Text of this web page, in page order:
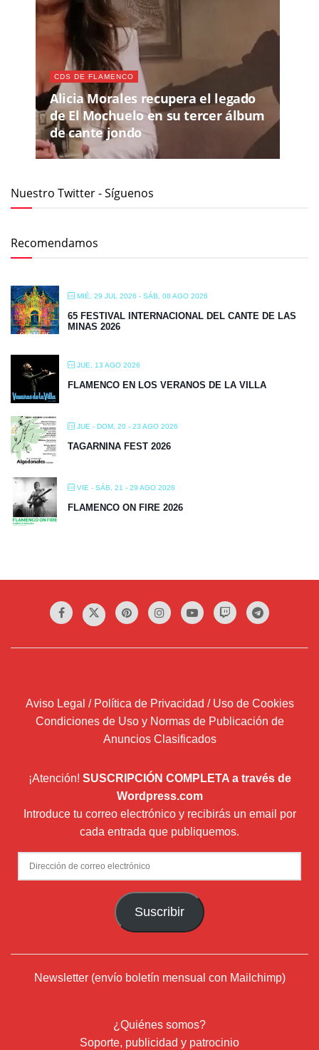
CDS DE FLAMENCO
Alicia Morales recupera el legado
de El Mochuelo en su tercer álbum
de cante jondo
Nuestro Twitter - Síguenos
Recomendamos
MIÉ, 29 JUL 2026 - SÁB, 08 AGO 2026
65 FESTIVAL INTERNACIONAL DEL CANTE DE LAS
MINAS 2026
JUE, 13 AGO 2026
FLAMENCO EN LOS VERANOS DE LA VILLA
JUE - DOM, 20 - 23 AGO 2026
TAGARNINA FEST 2026
VIE - SÁB, 21 - 29 AGO 2026
FLAMENCO ON FIRE 2026
Aviso Legal / Política de Privacidad / Uso de Cookies
Condiciones de Uso y Normas de Publicación de
Anuncios Clasificados
¡Atención! SUSCRIPCIÓN COMPLETA a través de
Wordpress.com
Introduce tu correo electrónico y recibirás un email por
cada entrada que publiquemos.
Dirección
de
Suscribir
Newsletter (envío boletín mensual con Mailchimp)
¿Quiénes somos?
Soporte, publicidad y patrocinio